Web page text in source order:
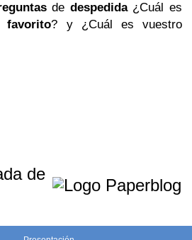
de despedida¿Cuál es
favorito? y ¿Cuál es vuestro
de